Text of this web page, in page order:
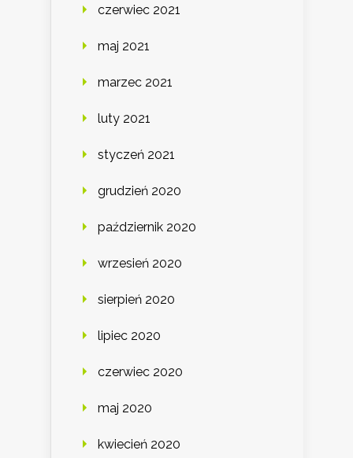
czerwiec 2021
maj 2021
marzec 2021
luty 2021
styczeń 2021
grudzień 2020
październik 2020
wrzesień 2020
sierpień 2020
lipiec 2020
czerwiec 2020
maj 2020
kwiecień 2020